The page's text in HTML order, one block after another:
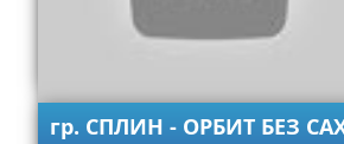
гр. СПЛИН - ОРБИТ БЕЗ